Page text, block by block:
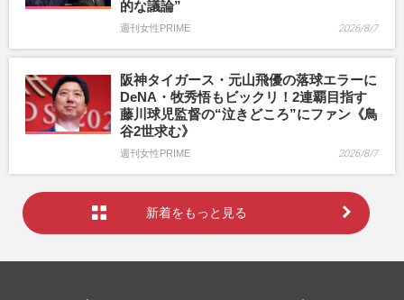
的な議論”
週刊女性PRIME 2026/8/7
阪神タイガース・元山飛優の落球エラーに
DeNA・牧秀悟もビックリ！2連覇目指す
藤川球児監督の“泣きどころ”にファン《鳥
谷2世求む》
週刊女性PRIME 2026/8/7
新着をもっと見る